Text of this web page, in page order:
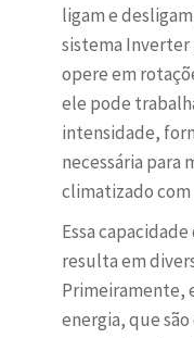
ligam e
sistema
opere em
ele pode
intensidade,
necessária para
climatizado com
Essa
resulta em
Primeiramente,
energia, que